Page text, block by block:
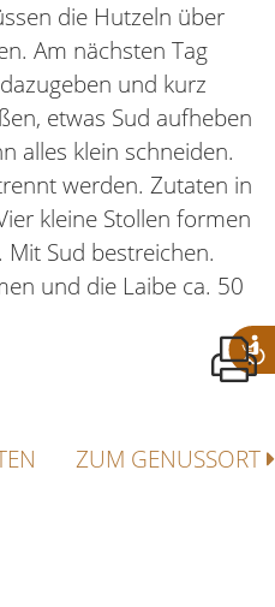
die Hutzeln über
Am nächsten Tag
und kurz
etwas Sud aufheben
alles klein schneiden.
werden. Zutaten in
kleine Stollen formen
Sud bestreichen.
und die Laibe ca. 50
ZUM GENUSSORT